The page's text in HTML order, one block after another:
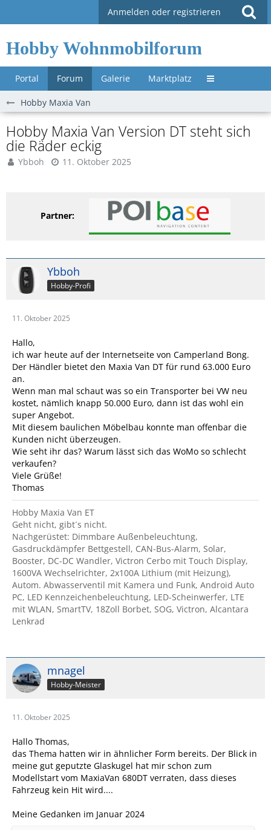
Anmelden oder registrieren
Hobby Wohnmobilforum
Portal Forum Galerie Marktplatz Untermenü »
Hobby Maxia Van
Hobby Maxia Van Version DT steht sich
die Räder eckig
Ybboh 11. Oktober 2025
Partner:
Ybboh
Hobby-Profi
11. Oktober 2025
Hallo,
ich war heute auf der Internetseite von Camperland Bong.
Der Händler bietet den Maxia Van DT für rund 63.000 Euro
an.
Wenn man mal schaut was so ein Transporter bei VW neu
kostet, nämlich knapp 50.000 Euro, dann ist das wohl ein
super Angebot.
Mit diesem baulichen Möbelbau konnte man offenbar die
Kunden nicht überzeugen.
Wie seht ihr das? Warum lässt sich das WoMo so schlecht
verkaufen?
Viele Grüße!
Thomas
Hobby Maxia Van ET
Geht nicht, gibt´s nicht.
Nachgerüstet: Dimmbare Außenbeleuchtung,
Gasdruckdämpfer Bettgestell, CAN-Bus-Alarm, Solar,
Booster, DC-DC Wandler, Victron Cerbo mit Touch Display,
1600VA Wechselrichter, 2x100A Lithium (mit Heizung),
Autom. Abwasserventil mit Kamera und Funk, Android Auto
PC, LED Kennzeichenbeleuchtung, LED-Scheinwerfer, LTE
mit WLAN, SmartTV, 18Zoll Borbet, SOG, Victron, Alcantara
Lenkrad
mnagel
Hobby-Meister
11. Oktober 2025
Hallo Thomas,
das Thema hatten wir in ähnlicher Form bereits. Der Blick in
meine gut geputzte Glaskugel hat mir schon zum
Modellstart vom MaxiaVan 680DT verraten, dass dieses
Fahrzeug kein Hit wird....
Meine Gedanken im Januar 2024